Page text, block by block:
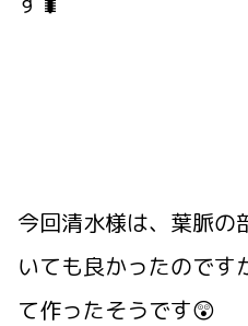
今回清水様は、葉脈の
いても良かったのです
て作ったそうです😲